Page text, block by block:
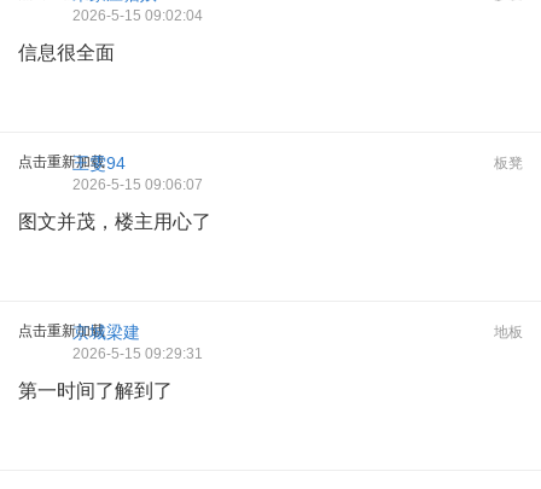
2026-5-15 09:02:04
信息很全面
点击重新加载 板凳
王雯94
2026-5-15 09:06:07
图文并茂，楼主用心了
点击重新加载 地板
京城梁建
2026-5-15 09:29:31
第一时间了解到了